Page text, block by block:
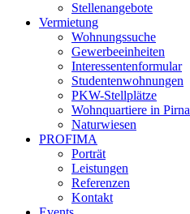
Stellenangebote
Vermietung
Wohnungssuche
Gewerbeeinheiten
Interessentenformular
Studentenwohnungen
PKW-Stellplätze
Wohnquartiere in Pirna
Naturwiesen
PROFIMA
Porträt
Leistungen
Referenzen
Kontakt